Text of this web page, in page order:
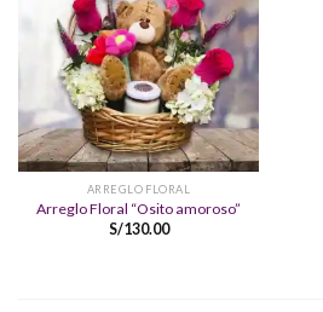
ARREGLO FLORAL
Arreglo Floral “Osito amoroso”
S/130.00